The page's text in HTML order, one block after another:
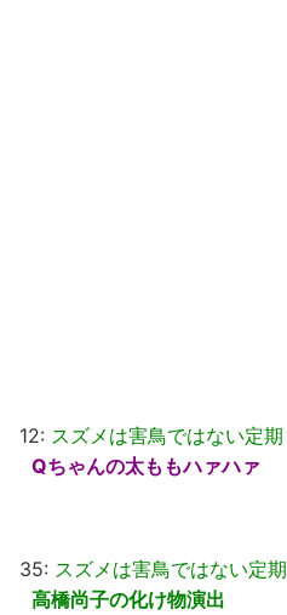
12: スズメは害鳥ではない定期
Qちゃんの太ももハァハァ
35: スズメは害鳥ではない定期
高橋尚子の化け物演出